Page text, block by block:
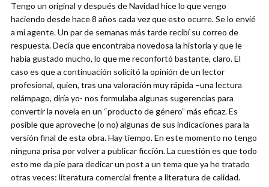
Tengo un original y después de Navidad hice lo que vengo
haciendo desde hace 8 años cada vez que esto ocurre. Se lo envié
a mi agente. Un par de semanas más tarde recibí su correo de
respuesta. Decía que encontraba novedosa la historia y que le
había gustado mucho, lo que me reconfortó bastante, claro. El
caso es que a continuación solicitó la opinión de un lector
profesional, quien, tras una valoración muy rápida –una lectura
relámpago, diría yo- nos formulaba algunas sugerencias para
convertir la novela en un “producto de género” más eficaz. Es
posible que aproveche (o no) algunas de sus indicaciones para la
versión final de esta obra. Hay tiempo. En este momento no tengo
ninguna prisa por volver a publicar ficción. La cuestión es que todo
esto me da pie para dedicar un post a un tema que ya he tratado
otras veces: literatura comercial frente a literatura de calidad.